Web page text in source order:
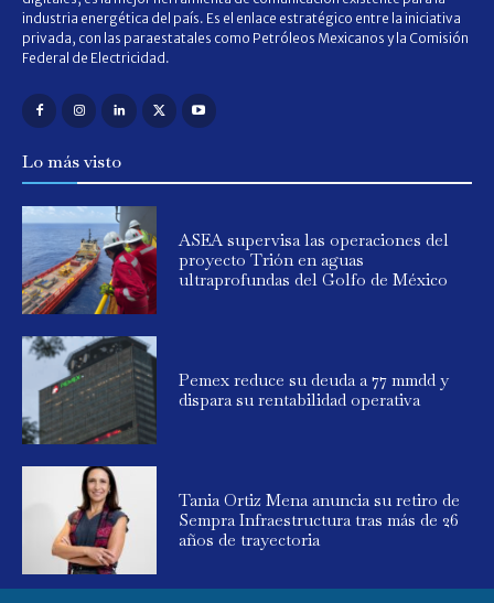
industria energética del país. Es el enlace estratégico entre la iniciativa
privada, con las paraestatales como Petróleos Mexicanos y la Comisión
Federal de Electricidad.
Lo más visto
ASEA supervisa las operaciones del
proyecto Trión en aguas
ultraprofundas del Golfo de México
Pemex reduce su deuda a 77 mmdd y
dispara su rentabilidad operativa
Tania Ortiz Mena anuncia su retiro de
Sempra Infraestructura tras más de 26
años de trayectoria